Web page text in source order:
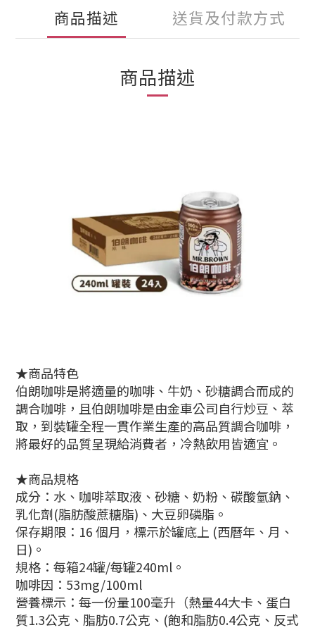
商品描述 送貨及付款方式
商品描述
★商品特色
伯朗咖啡是將適量的咖啡、牛奶、砂糖調合而成的
調合咖啡，且伯朗咖啡是由金車公司自行炒豆、萃
取，到裝罐全程一貫作業生產的高品質調合咖啡，
將最好的品質呈現給消費者，冷熱飲用皆適宜。
★商品規格
成分：水、咖啡萃取液、砂糖、奶粉、碳酸氫鈉、
乳化劑(脂肪酸蔗糖脂)、大豆卵磷脂。
保存期限：16 個月，標示於罐底上 (西曆年、月、
日)。
規格：每箱24罐/每罐240ml。
咖啡因：53mg/100ml
營養標示：每一份量100毫升（熱量44大卡、蛋白
質1.3公克、脂肪0.7公克、(飽和脂肪0.4公克、反式